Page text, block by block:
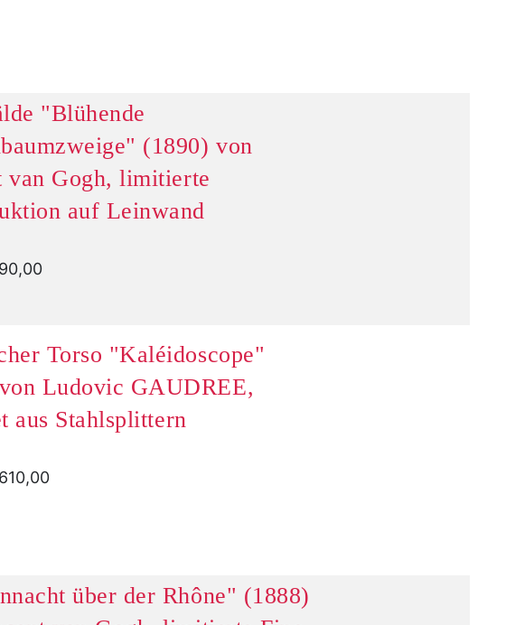
"Blühende
(1890) von
van Gogh, limitierte
auf Leinwand
Torso "Kaléidoscope"
Ludovic GAUDREE,
aus Stahlsplittern
über der Rhône" (1888)